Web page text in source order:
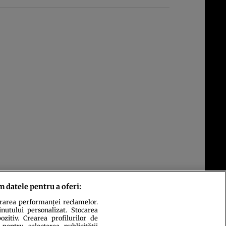
datele pentru a oferi:
performanței reclamelor.
personalizat. Stocarea
Crearea profilurilor de